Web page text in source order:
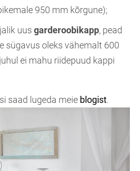
950 mm kõrgune);
uus garderoobikapp, pead
sügavus oleks vähemalt 600
ei mahu riidepuud kappi
saad lugeda meie blogist.